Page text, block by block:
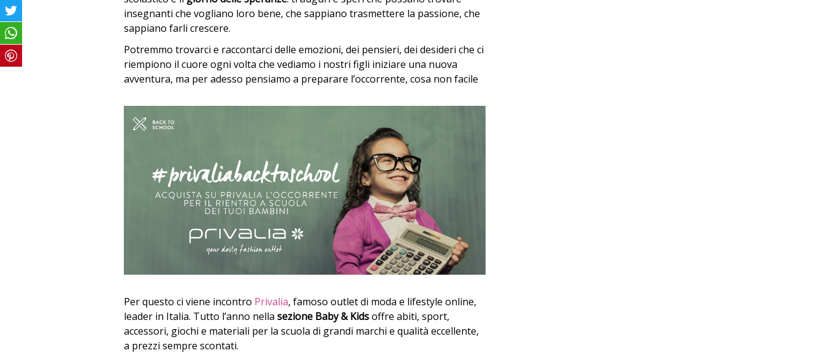
insegnanti che vogliano loro bene, che sappiano trasmettere la passione, che
sappiano farli crescere.
Potremmo trovarci e raccontarci delle emozioni, dei pensieri, dei desideri che ci
riempiono il cuore ogni volta che vediamo i nostri figli iniziare una nuova
avventura, ma per adesso pensiamo a preparare l’occorrente, cosa non facile
Per questo ci viene incontro Privalia, famoso outlet di moda e lifestyle online,
leader in Italia. Tutto l’anno nella sezione Baby & Kidsoffre abiti, sport,
accessori, giochi e materiali per la scuola di grandi marchi e qualità eccellente,
a prezzi sempre scontati.